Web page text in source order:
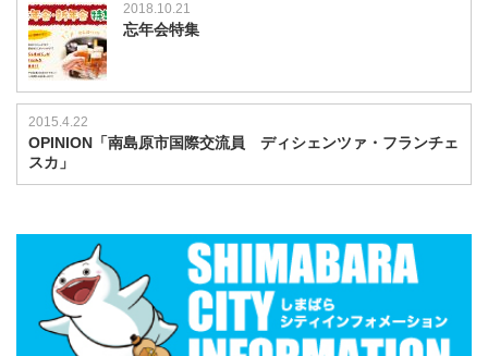
2018.10.21
忘年会特集
2015.4.22
OPINION「南島原市国際交流員 ディシェンツァ・フランチェ
スカ」